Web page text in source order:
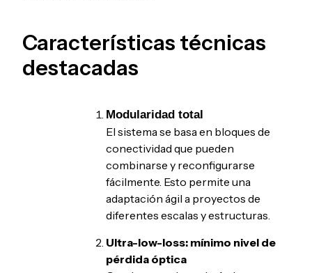
Características técnicas
destacadas
Modularidad total
El sistema se basa en bloques de
conectividad que pueden
combinarse y reconfigurarse
fácilmente. Esto permite una
adaptación ágil a proyectos de
diferentes escalas y estructuras.
Ultra-low-loss: mínimo nivel de
pérdida óptica